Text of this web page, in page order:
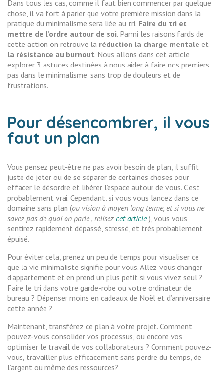
Dans tous les cas, comme il faut bien commencer par quelque
chose, il va fort à parier que votre première mission dans la
pratique du minimalisme sera liée au tri. Faire du tri et
mettre de l’ordre autour de soi. Parmi les raisons fards de
cette action on retrouve la réduction la charge mentale et
la résistance au burnout. Nous allons dans cet article
explorer 3 astuces destinées à nous aider à faire nos premiers
pas dans le minimalisme, sans trop de douleurs et de
frustrations.
Pour désencombrer, il vous
faut un plan
Vous pensez peut-être ne pas avoir besoin de plan, il suffit
juste de jeter ou de se séparer de certaines choses pour
effacer le désordre et libérer l’espace autour de vous. C’est
probablement vrai. Cependant, si vous vous lancez dans ce
domaine sans plan (ou vision à moyen long terme, et si vous ne
savez pas de quoi on parle , relisez cet article ), vous vous
sentirez rapidement dépassé, stressé, et très probablement
épuisé.
Pour éviter cela, prenez un peu de temps pour visualiser ce
que la vie minimaliste signifie pour vous. Allez-vous changer
d’appartement et en prend un plus petit si vous vivez seul ?
Faire le tri dans votre garde-robe ou votre ordinateur de
bureau ? Dépenser moins en cadeaux de Noël et d’anniversaire
cette année ?
Maintenant, transférez ce plan à votre projet. Comment
pouvez-vous consolider vos processus, ou encore vos
optimiser le travail de vos collaborateurs ? Comment pouvez-
vous, travailler plus efficacement sans perdre du temps, de
l’argent ou même des ressources?